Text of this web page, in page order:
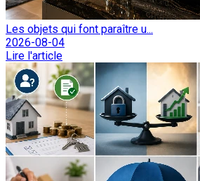
Les objets qui font paraître u...
2026-08-04
Lire l'article